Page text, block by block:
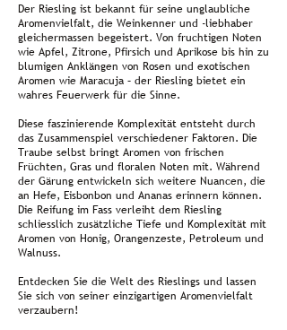
Der Riesling ist bekannt für seine unglaubliche
Aromenvielfalt, die Weinkenner und -liebhaber
gleichermassen begeistert. Von fruchtigen Noten
wie Apfel, Zitrone, Pfirsich und Aprikose bis hin zu
blumigen Anklängen von Rosen und exotischen
Aromen wie Maracuja – der Riesling bietet ein
wahres Feuerwerk für die Sinne.
Diese faszinierende Komplexität entsteht durch
das Zusammenspiel verschiedener Faktoren. Die
Traube selbst bringt Aromen von frischen
Früchten, Gras und floralen Noten mit. Während
der Gärung entwickeln sich weitere Nuancen, die
an Hefe, Eisbonbon und Ananas erinnern können.
Die Reifung im Fass verleiht dem Riesling
schliesslich zusätzliche Tiefe und Komplexität mit
Aromen von Honig, Orangenzeste, Petroleum und
Walnuss.
Entdecken Sie die Welt des Rieslings und lassen
Sie sich von seiner einzigartigen Aromenvielfalt
verzaubern!